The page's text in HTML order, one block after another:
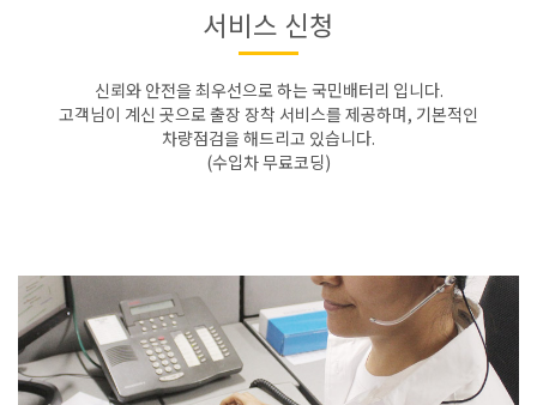
서비스 신청
신뢰와 안전을 최우선으로 하는 국민배터리 입니다.
고객님이 계신 곳으로 출장 장착 서비스를 제공하며, 기본적인
차량점검을 해드리고 있습니다.
(수입차 무료코딩)